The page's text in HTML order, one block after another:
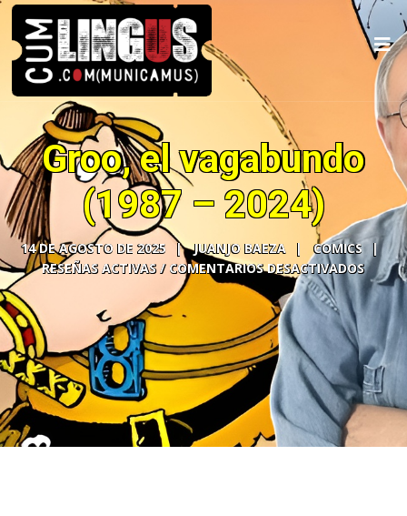
Groo, el vagabundo
(1987 – 2024)
14 DE AGOSTO DE 2025 JUANJO BAEZA
COMICS
COMENTARIOS DESACTIVADOS